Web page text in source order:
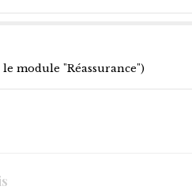
module "Réassurance")